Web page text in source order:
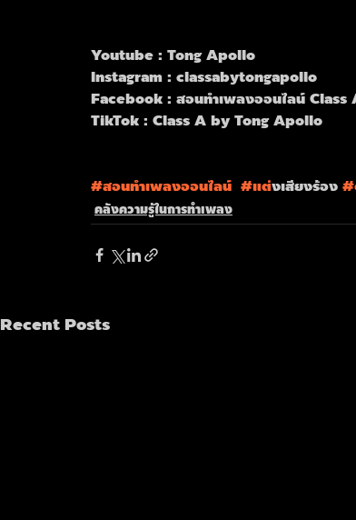
Youtube : Tong Apollo
Instagram : classabytongapollo
Facebook : สอนทำเพลงออนไลน์
TikTok : Class A by Tong Apollo
#สอนทำเพลงออนไลน #แต่งเสียงร้อง
คลังความรู้ในการทำเพลง
Recent Posts